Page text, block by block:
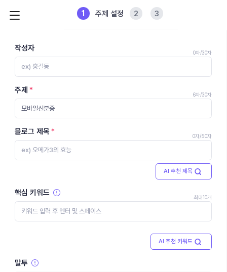
1 주제 설정 2 3
작성자 0자/30자
주제 6자/30자
블로그 제목 0자/50자
AI 추천 제목
핵심 키워드 최대10개
AI 추천 키워드
말투